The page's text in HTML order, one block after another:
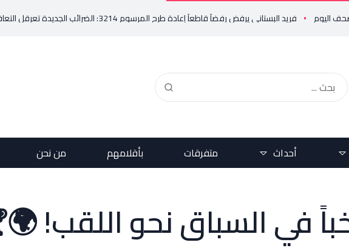
فريد البستاني يرفض رفضاً قاطعاً إعادة طرح المرسوم 3214: الضرائب الجديدة تعرقل التعافي الاقتصادي وتناقض مبدأ الشراكة
أحداث متفرقات بأقلامهم من نحن